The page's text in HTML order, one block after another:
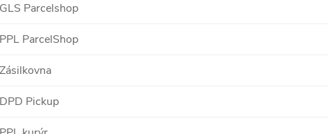
GLS Parcelshop
PPL ParcelShop
Zásilkovna
DPD Pickup